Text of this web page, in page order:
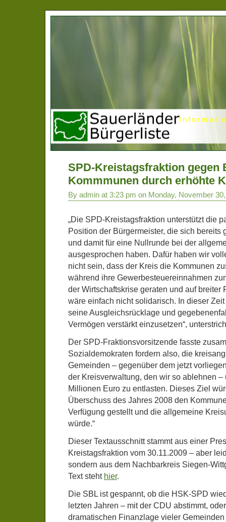
SPD-Kreistagsfraktion gegen
Kommmunen durch erhöhte
By admin at 3:23 pm on Monday, November
„Die SPD-Kreistagsfraktion unterstützt die
Position der Bürgermeister, die sich bereits
und damit für eine Nullrunde bei der
ausgesprochen haben. Dafür haben wir
nicht sein, dass der Kreis die Kommunen
während ihre Gewerbesteuereinnahmen
der Wirtschaftskrise geraten und auf breiter
wäre einfach nicht solidarisch. In dieser
seine Ausgleichsrücklage und
Vermögen verstärkt einzusetzen“,
Der SPD-Fraktionsvorsitzende fasste
Sozialdemokraten fordern also, die
Gemeinden – gegenüber dem jetzt
der Kreisverwaltung, den wir so ablehnen –
Millionen Euro zu entlasten. Dieses Ziel
Überschuss des Jahres 2008 den
Verfügung gestellt und die allgemeine
würde.“
Dieser Textausschnitt stammt aus einer
Kreistagsfraktion vom 30.11.2009 – aber
sondern aus dem Nachbarkreis Siegen-
Text steht hier.
Die SBL ist gespannt, ob die HSK-SPD
letzten Jahren – mit der CDU abstimmt,
dramatischen Finanzlage vieler